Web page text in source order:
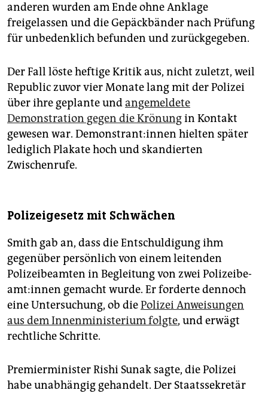
anderen wurden am Ende ohne Anklage
freigelassen und die Gepäckbänder nach Prüfung
für unbedenklich befunden und zurückgegeben.
Der Fall löste heftige Kritik aus, nicht zuletzt, weil
Republic zuvor vier Monate lang mit der Polizei
über ihre geplante undangemeldete
Demonstration gegen die Krönungin Kontakt
gewesen war. De­mons­tran­t:in­nen hielten später
lediglich Plakate hoch und skandierten
Zwischenrufe.
Polizeigesetz mit Schwächen
Smith gab an, dass die Entschuldigung ihm
gegenüber persönlich von einem leitenden
Polizeibeamten in Begleitung von zwei Po­li­zei­be­
am­t:innen gemacht wurde. Er forderte dennoch
eine Untersuchung, ob diePolizei Anweisungen
aus dem Innenministerium folgte, und erwägt
rechtliche Schritte.
Premierminister Rishi Sunak sagte, die Polizei
habe unabhängig gehandelt. Der Staatssekretär